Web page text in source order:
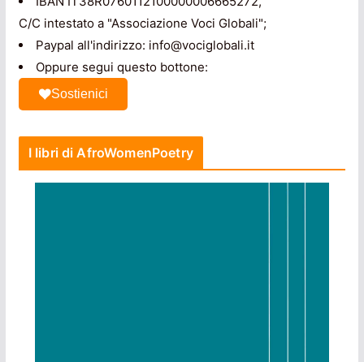
C/C intestato a "Associazione Voci Globali";
Paypal all'indirizzo: info@vociglobali.it
Oppure segui questo bottone:
Sostienici
I libri di AfroWomenPoetry